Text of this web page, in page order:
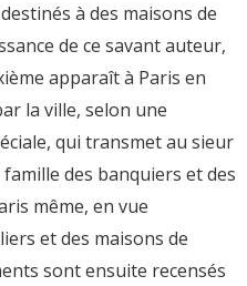
à des maisons de
de ce savant auteur,
apparaît à Paris en
la ville, selon une
qui transmet au sieur
des banquiers et des
même, en vue
et des maisons de
sont ensuite recensés